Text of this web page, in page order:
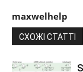
maxwelhelp
СХОЖІ СТАТТІ